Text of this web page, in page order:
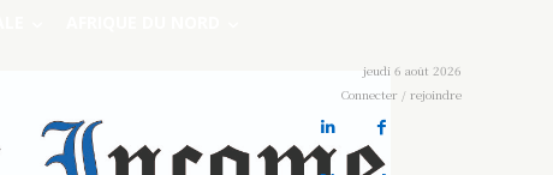
jeudi 6 août 2026
Connecter / rejoindre